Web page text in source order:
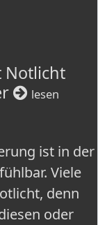
Notlicht
lesen
ist in der
Viele
denn
oder